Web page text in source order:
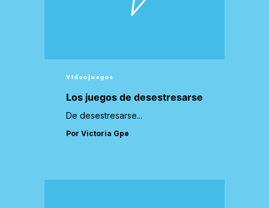
Videojuegos
Los juegos de desestresarse
De desestresarse...
Por Victoria Gpe